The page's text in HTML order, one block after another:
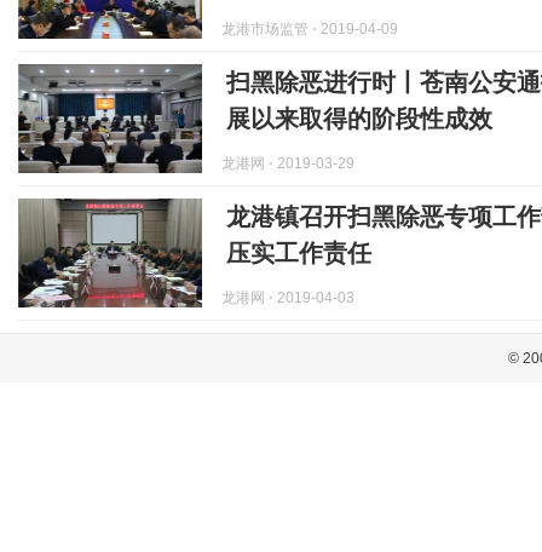
龙港市场监管 ⋅ 2019-04-09
扫黑除恶进行时丨苍南公安
展以来取得的阶段性成效
龙港网 ⋅ 2019-03-29
龙港镇召开扫黑除恶专项工
压实工作责任
龙港网 ⋅ 2019-04-03
©